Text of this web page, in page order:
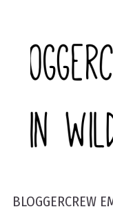
BLOGGERCREW